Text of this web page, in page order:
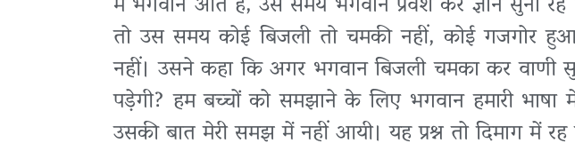
तो उस समय कोई बिजली तो चमकी नहीं, कोई गजगोर
नहीं। उसने कहा कि अगर भगवान बिजली चमका कर वाणी
पड़ेगी? हम बच्चों को समझाने के लिए भगवान हमारी
उसकी बात मेरी समझ में नहीं आयी। यह प्रश्न तो दिमाग में